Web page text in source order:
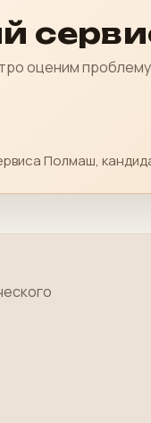
оценим
Полмаш,